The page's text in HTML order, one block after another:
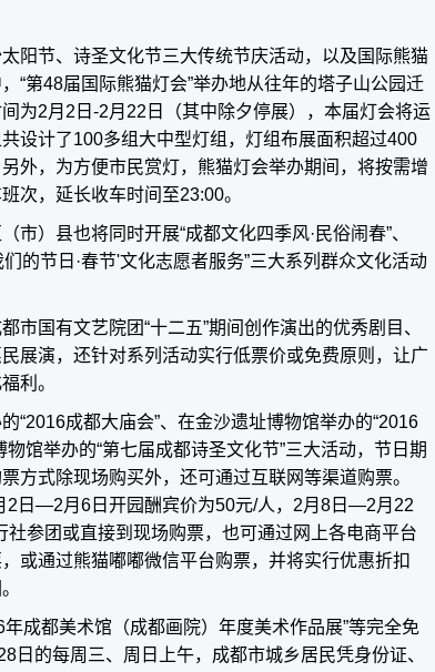
阳节、诗圣文化节三大传统节庆活动，以及国际熊猫
“第48届国际熊猫灯会”举办地从往年的塔子山公园迁
为2月2日-2月22日（其中除夕停展），本届灯会将运
设计了100多组大中型灯组，灯组布展面积超过400
外，为方便市民赏灯，熊猫灯会举办期间，将按需增
次，延长收车时间至23:00。
市）县也将同时开展“成都文化四季风·民俗闹春”、
们的节日·春节'文化志愿者服务”三大系列群众文化活动
市国有文艺院团“十二五”期间创作演出的优秀剧目、
展演，还针对系列活动实行低票价或免费原则，让广
利。
“2016成都大庙会”、在金沙遗址博物馆举办的“2016
馆举办的“第七届成都诗圣文化节”三大活动，节日期
方式除现场购买外，还可通过互联网等渠道购票。
2日—2月6日开园酬宾价为50元/人，2月8日—2月22
社参团或直接到现场购票，也可通过网上各电商平台
或通过熊猫嘟嘟微信平台购票，并将实行优惠折扣
年成都美术馆（成都画院）年度美术作品展”等完全免
的每周三、周日上午，成都市城乡居民凭身份证、